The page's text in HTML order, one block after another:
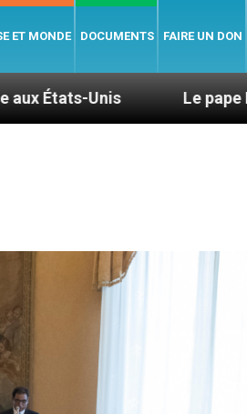
ET MONDE DOCUMENTS FAIRE UN DON
Le pape Léon XIV se rendra